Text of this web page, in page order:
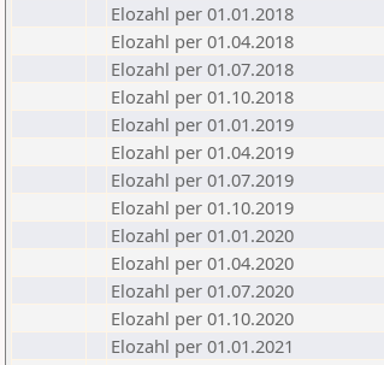
Elozahl per 01.01.2018
Elozahl per 01.04.2018
Elozahl per 01.07.2018
Elozahl per 01.10.2018
Elozahl per 01.01.2019
Elozahl per 01.04.2019
Elozahl per 01.07.2019
Elozahl per 01.10.2019
Elozahl per 01.01.2020
Elozahl per 01.04.2020
Elozahl per 01.07.2020
Elozahl per 01.10.2020
Elozahl per 01.01.2021